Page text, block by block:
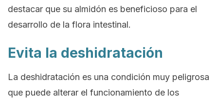
destacar que su almidón es beneficioso para el
desarrollo de la flora intestinal.
Evita la deshidratación
La deshidratación es una condición muy peligrosa
que puede alterar el funcionamiento de los